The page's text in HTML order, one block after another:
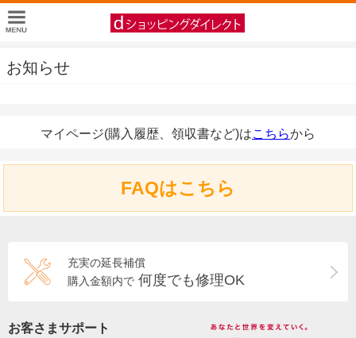
お知らせ
マイページ(購入履歴、領収書など)はこちらから
FAQはこちら
充実の延長補償
購入金額内で 何度でも修理OK
お客さまサポート